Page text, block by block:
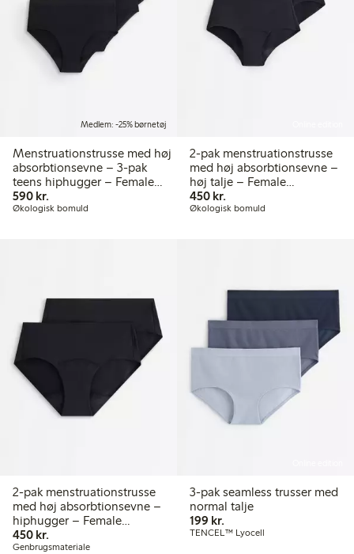
Medlem: -25% børnetøj
Menstruationstrusse med høj
absorbtionsevne – 3-pak
teens hiphugger – Female
Engineering
590 kr.
Økologisk bomuld
2-pak menstruationstrusse
med høj absorbtionsevne –
høj talje – Female
Engineering
450 kr.450,00 kr.
Økologisk bomuld
2-pak menstruationstrusse
med høj absorbtionsevne –
hiphugger – Female
Engineering
450 kr.
Genbrugsmateriale
3-pak seamless trusser med
normal talje
199 kr.
TENCEL™ Lyocell